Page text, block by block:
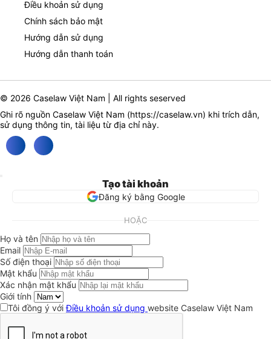
Điều khoản sử dụng
Chính sách bảo mật
Hướng dẫn sử dụng
Hướng dẫn thanh toán
© 2026 Caselaw Việt Nam | All rights seserved
Ghi rõ nguồn Caselaw Việt Nam (https://caselaw.vn) khi trích dẫn,
sử dụng thông tin, tài liệu từ địa chỉ này.
Tạo tài khoản
Đăng ký bằng Google
HOẶC
Họ và tên
Email
Số điện thoại
Mật khẩu
Xác nhận mật khẩu
Giới tính
Tôi đồng ý vớiĐiều khoản sử dụng website Caselaw Việt Nam